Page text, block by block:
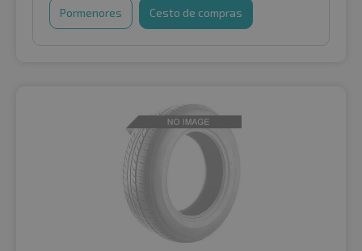
Pormenores Cesto de compras